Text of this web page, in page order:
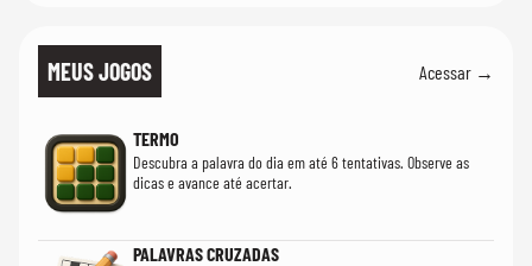
MEUS JOGOS Acessar →
TERMO
Descubra a palavra do dia em até 6 tentativas. Observe as
dicas e avance até acertar.
PALAVRAS CRUZADAS